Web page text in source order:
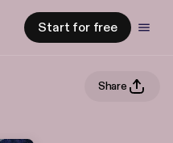
Start for free
Share